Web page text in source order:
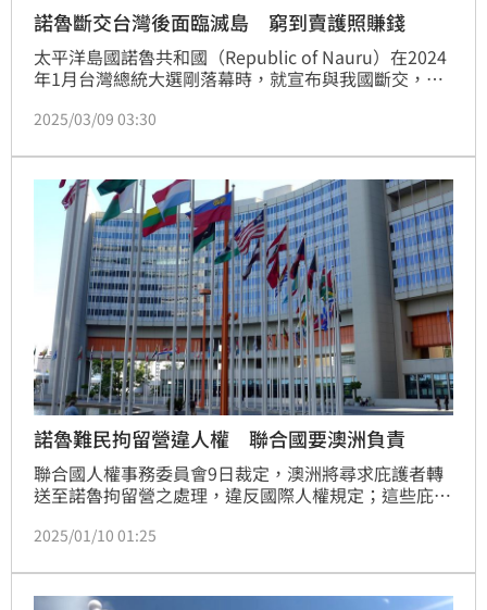
諾魯斷交台灣後面臨滅島 窮到賣護照賺錢
太平洋島國諾魯共和國（Republic of Nauru）在2024
年1月台灣總統大選剛落幕時，就宣布與我國斷交，並
日諾魯因為氣候變遷、海平面上升，面臨滅島危機，諾
345萬元新台幣」的價碼向外國人出售公民身分，以籌
措遷村費用。
2025/03/09 03:30
諾魯難民拘留營違人權 聯合國要澳洲負責
聯合國人權事務委員會9日裁定，澳洲將尋求庇護者轉
送至諾魯拘留營之處理，違反國際人權規定；這些庇護
會並要求澳洲向受害者提供賠償。
2025/01/10 01:25